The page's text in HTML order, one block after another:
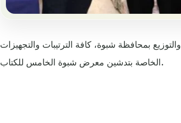
بمحافظة شبوة، كافة الترتيبات والتجهيزات
الخاصة بتدشين معرض شبوة الخامس للكتاب.